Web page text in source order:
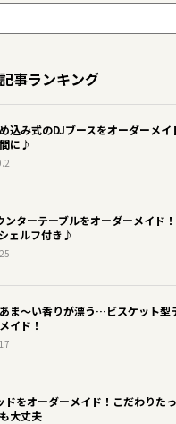
事ランキング
込み式のDJブースをオーダーメイ
に♪
ンターテーブルをオーダーメイド
ェルフ付き♪
ま〜い香りが漂う…ビスケット型
イド！
ドをオーダーメイド！こだわりた
大丈夫